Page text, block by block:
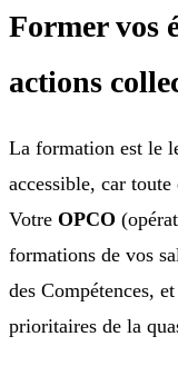
Former vos
actions
La formation est le
accessible, car
Votre OPCO
formations de vos
des Compétences,
prioritaires de la